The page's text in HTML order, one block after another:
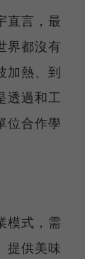
直言，最
界都沒有
加熱、到
透過和工
位合作學
模式，需
提供美味